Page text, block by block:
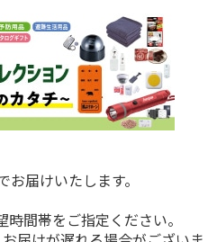
届けいたします。
間帯をご指定ください。